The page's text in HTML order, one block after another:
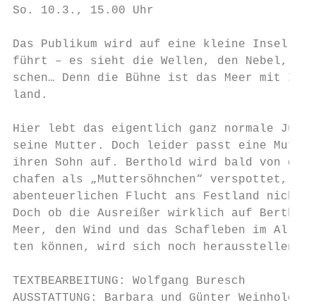
So. 10.3., 15.00 Uhr
Das Publikum wird auf eine kleine Insel in
führt – es sieht die Wellen, den Nebel,
schen… Denn die Bühne ist das Meer mit
land.
Hier lebt das eigentlich ganz normale
seine Mutter. Doch leider passt eine
ihren Sohn auf. Berthold wird bald von den
chafen als „Muttersöhnchen“ verspottet,
abenteuerlichen Flucht ans Festland nicht
Doch ob die Ausreißer wirklich auf
Meer, den Wind und das Schafleben im
ten können, wird sich noch herausstellen.
TEXTBEARBEITUNG: Wolfgang Buresch
AUSSTATTUNG: Barbara und Günter Weinhold